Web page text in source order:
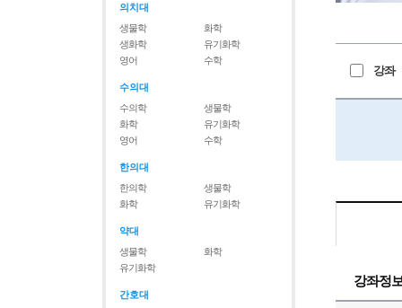
의치대
생물학
화학
생화학
유기화학
영어
수학
수의대
수의학
생물학
화학
유기화학
영어
수학
한의대
한의학
생물학
화학
유기화학
약대
생물학
화학
유기화학
간호대
강좌
강좌정